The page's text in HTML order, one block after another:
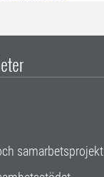
samarbetsprojekt